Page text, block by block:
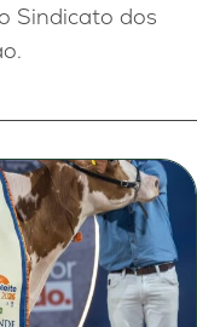
Sindicato dos